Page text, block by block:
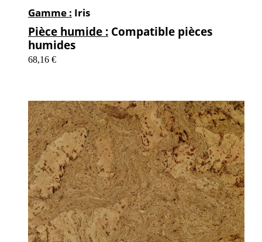
Gamme : Iris
Pièce humide : Compatible pièces
humides
68,16 €